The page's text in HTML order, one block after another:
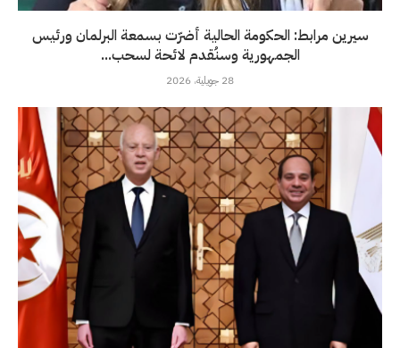
سيرين مرابط: الحكومة الحالية أضرّت بسمعة البرلمان ورئيس
الجمهورية وسنُقدم لائحة لسحب...
28 جويلية، 2026